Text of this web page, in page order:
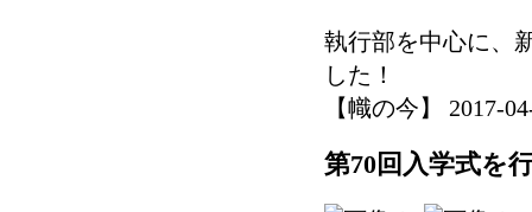
執行部を中心に、
した！
【幟の今】 2017-
第70回入学式を